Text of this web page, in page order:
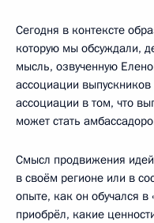
Сегодня в контексте
которую мы обсуждали,
мысль, озвученную
ассоциации
ассоциации в том, что
может стать
Смысл продвижения идей
в своём регионе или в
опыте, как он обучался в
приобрёл, какие